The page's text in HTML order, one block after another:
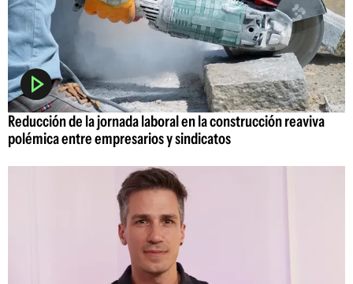
Reducción de la jornada laboral en la construcción reaviva
polémica entre empresarios y sindicatos